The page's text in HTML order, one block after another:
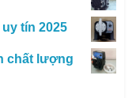
tín 2025
chất lượng